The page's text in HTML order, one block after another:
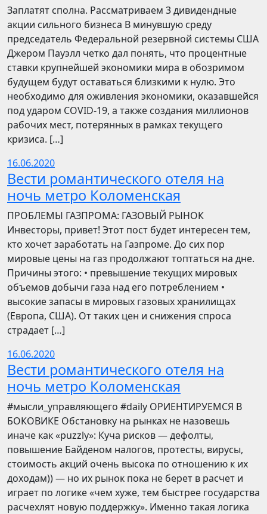
Заплатят сполна. Рассматриваем 3 дивидендные
акции сильного бизнеса В минувшую среду
председатель Федеральной резервной системы США
Джером Пауэлл четко дал понять, что процентные
ставки крупнейшей экономики мира в обозримом
будущем будут оставаться близкими к нулю. Это
необходимо для оживления экономики, оказавшейся
под ударом COVID-19, а также создания миллионов
рабочих мест, потерянных в рамках текущего
кризиса. […]
16.06.2020
Вести романтического отеля на
ночь метро Коломенская
ПРОБЛЕМЫ ГАЗПРОМА: ГАЗОВЫЙ РЫНОК
Инвесторы, привет! Этот пост будет интересен тем,
кто хочет заработать на Газпроме. До сих пор
мировые цены на газ продолжают топтаться на дне.
Причины этого: • превышение текущих мировых
объемов добычи газа над его потреблением •
высокие запасы в мировых газовых хранилищах
(Европа, США). От таких цен и снижения спроса
страдает […]
16.06.2020
Вести романтического отеля на
ночь метро Коломенская
​​#мысли_управляющего #daily ОРИЕНТИРУЕМСЯ В
БОКОВИКЕ Обстановку на рынках не назовешь
иначе как «puzzly»: Куча рисков — дефолты,
повышение Байденом налогов, протесты, вирусы,
стоимость акций очень высока по отношению к их
доходам)) — но их рынок пока не берет в расчет и
играет по логике «чем хуже, тем быстрее государства
расчехлят новую поддержку». Именно такая логика